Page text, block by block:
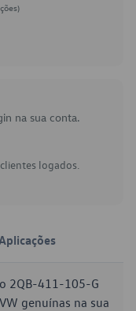
na sua conta.
logados.
2QB-411-105-G
genuínas na sua